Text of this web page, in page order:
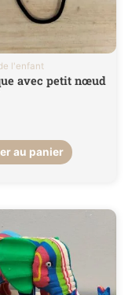
l'enfant
avec petit nœud
au panier